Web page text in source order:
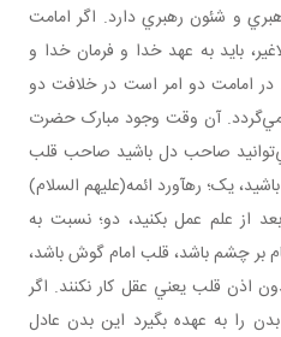
و شئون رهبري دارد. اگر امامت
بايد به عهد خدا و فرمان خدا و
امامت دو امر است در خلافت دو
آن وقت وجود مبارک حضرت
صاحب دل باشيد صاحب قلب
يک؛ رهآورد ائمه(عليهم السلام)
از علم عمل بکنيد، دو؛ نسبت به
بر چشم باشد، قلب امام گوش باشد،
قلب يعني عقل کار نکنند. اگر
را به عهده بگيرد اين بدن عادل